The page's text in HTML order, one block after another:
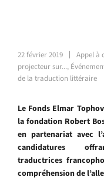
22 février 2019 Appel à
projecteur sur...,
de la traduction littéraire
Le Fonds Elmar
la fondation Robert
en partenariat avec
candidatures
traductrices
compréhension de